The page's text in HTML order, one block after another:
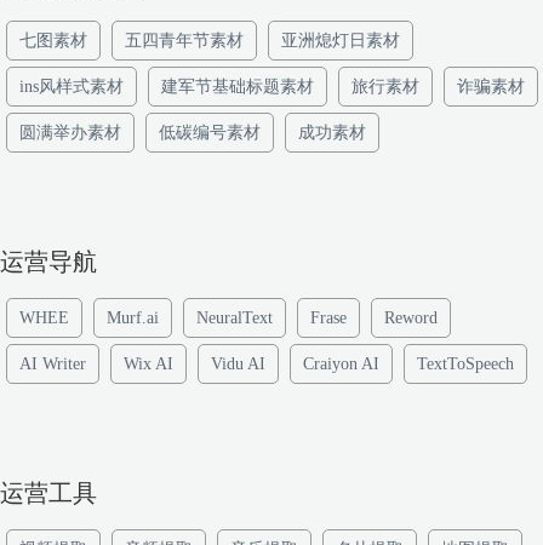
七图素材 五四青年节素材 亚洲熄灯日素材
ins风样式素材 建军节基础标题素材 旅行素材 诈骗素材
圆满举办素材 低碳编号素材 成功素材
运营导航
WHEE Murf.ai NeuralText Frase Reword
AI Writer Wix AI Vidu AI Craiyon AI TextToSpeech
运营工具